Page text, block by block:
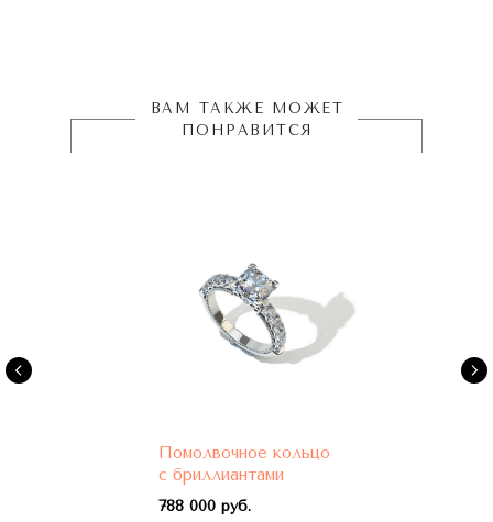
ВАМ ТАКЖЕ МОЖЕТ
ПОНРАВИТСЯ
Помолвочное кольцо
с бриллиантами
788 000 руб.